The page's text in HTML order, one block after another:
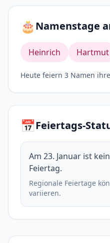
🎂Namenstage
Heinrich Hartmut
Heute feiern 3 Namen
📅Feiertags-
Am 23. Januar ist
Feiertag.
Regionale Feiertage
variieren.